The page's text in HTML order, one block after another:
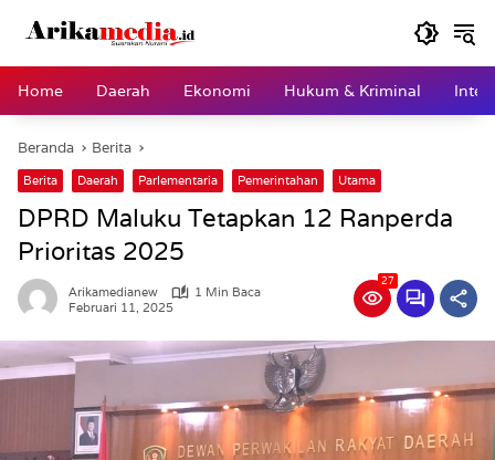
Home
Daerah Ekonomi Hukum & Kriminal
Beranda Berita
Berita Daerah Parlementaria Pemerintahan Utama
DPRD Maluku Tetapkan 12 Ranperda
Prioritas 2025
Arikamedianew
1 Min Baca
Februari 11, 2025
27